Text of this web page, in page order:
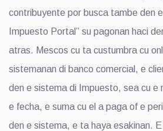
contribuyente por busca tambe den
Impuesto Portal” su pagonan haci
atras. Mescos cu ta custumbra cu
sistemanan di banco comercial, e
den e sistema di Impuesto, sea cu e
e fecha, e suma cu el a paga of e
den e sistema, e ta haya esakinan.